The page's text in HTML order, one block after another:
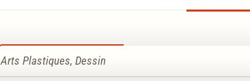
Arts Plastiques, Dessin